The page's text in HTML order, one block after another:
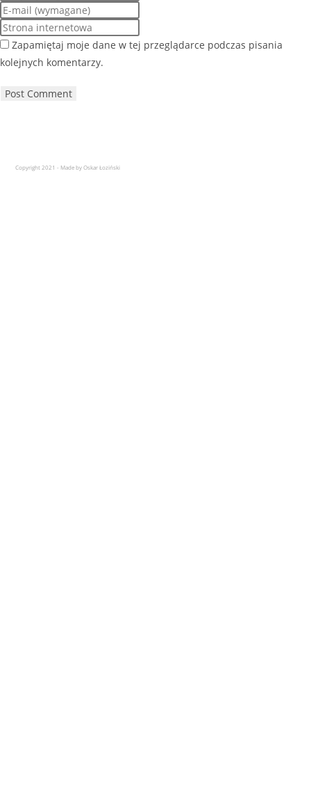
Zapamiętaj moje dane w tej przeglądarce podczas pisania
kolejnych komentarzy.
Copyright 2021 - Made by Oskar Łoziński